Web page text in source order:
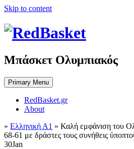
Skip to content
Μπάσκετ Ολυμπιακός
Primary Menu
RedBasket.gr
About
» Ελληνική Α1 » Καλή εμφάνιση του
68-61 με δράστες τους συνήθεις
30Jan